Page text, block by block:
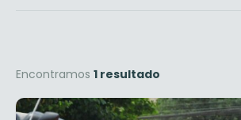
Encontramos 1 resultado